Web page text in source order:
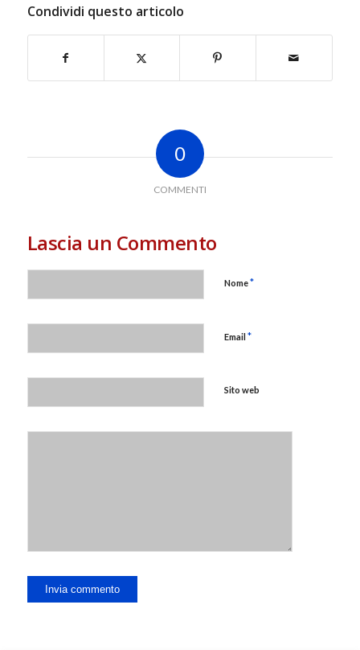
Condividi questo articolo
0
COMMENTI
Lascia un Commento
Nome*
Email*
Sito web